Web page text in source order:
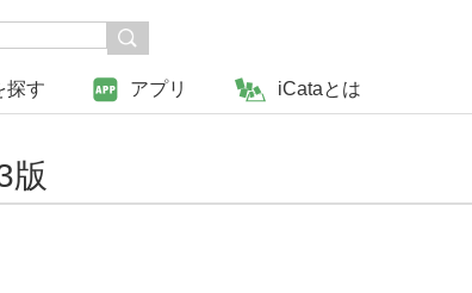
探す アプリ iCataとは
版